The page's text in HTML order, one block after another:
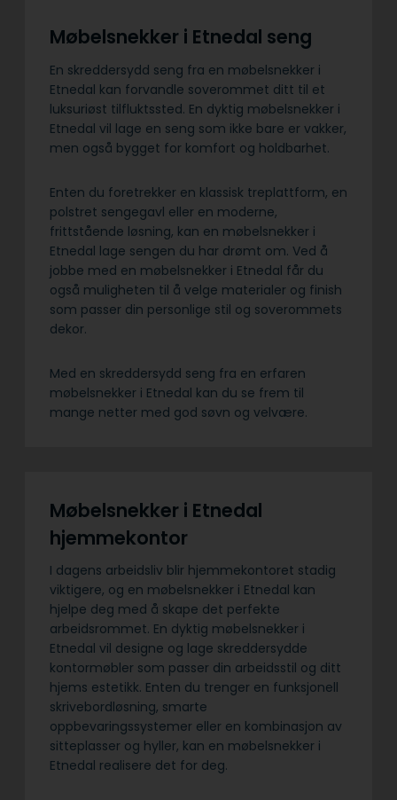
Møbelsnekker i Etnedal seng
En skreddersydd seng fra en møbelsnekker i
Etnedal kan forvandle soverommet ditt til et
luksuriøst tilfluktssted. En dyktig møbelsnekker i
Etnedal vil lage en seng som ikke bare er vakker,
men også bygget for komfort og holdbarhet.
Enten du foretrekker en klassisk treplattform, en
polstret sengegavl eller en moderne,
frittstående løsning, kan en møbelsnekker i
Etnedal lage sengen du har drømt om. Ved å
jobbe med en møbelsnekker i Etnedal får du
også muligheten til å velge materialer og finish
som passer din personlige stil og soverommets
dekor.
Med en skreddersydd seng fra en erfaren
møbelsnekker i Etnedal kan du se frem til
mange netter med god søvn og velvære.
Møbelsnekker i Etnedal
hjemmekontor
I dagens arbeidsliv blir hjemmekontoret stadig
viktigere, og en møbelsnekker i Etnedal kan
hjelpe deg med å skape det perfekte
arbeidsrommet. En dyktig møbelsnekker i
Etnedal vil designe og lage skreddersydde
kontormøbler som passer din arbeidsstil og ditt
hjems estetikk. Enten du trenger en funksjonell
skrivebordløsning, smarte
oppbevaringssystemer eller en kombinasjon av
sitteplasser og hyller, kan en møbelsnekker i
Etnedal realisere det for deg.